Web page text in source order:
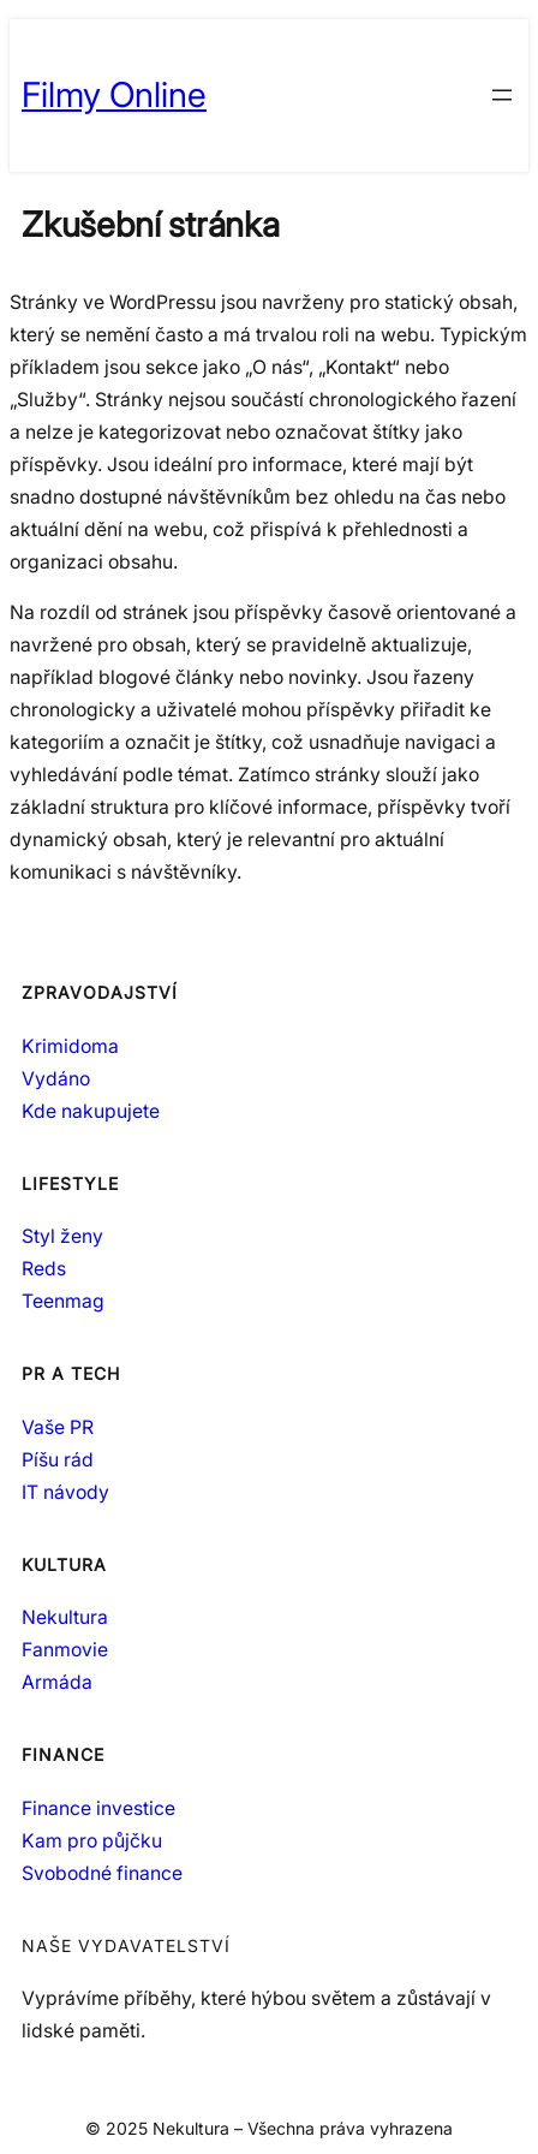
obsah
content
Filmy Online
Zkušební stránka
Stránky ve WordPressu jsou navrženy pro statický obsah,
který se nemění často a má trvalou roli na webu. Typickým
příkladem jsou sekce jako „O nás“, „Kontakt“ nebo
„Služby“. Stránky nejsou součástí chronologického řazení
a nelze je kategorizovat nebo označovat štítky jako
příspěvky. Jsou ideální pro informace, které mají být
snadno dostupné návštěvníkům bez ohledu na čas nebo
aktuální dění na webu, což přispívá k přehlednosti a
organizaci obsahu.
Na rozdíl od stránek jsou příspěvky časově orientované a
navržené pro obsah, který se pravidelně aktualizuje,
například blogové články nebo novinky. Jsou řazeny
chronologicky a uživatelé mohou příspěvky přiřadit ke
kategoriím a označit je štítky, což usnadňuje navigaci a
vyhledávání podle témat. Zatímco stránky slouží jako
základní struktura pro klíčové informace, příspěvky tvoří
dynamický obsah, který je relevantní pro aktuální
komunikaci s návštěvníky.
ZPRAVODAJSTVÍ
Krimidoma
Vydáno
Kde nakupujete
LIFESTYLE
Styl ženy
Reds
Teenmag
PR A TECH
Vaše PR
Píšu rád
IT návody
KULTURA
Nekultura
Fanmovie
Armáda
FINANCE
Finance investice
Kam pro půjčku
Svobodné finance
NAŠE VYDAVATELSTVÍ
Vyprávíme příběhy, které hýbou světem a zůstávají v
lidské paměti.
© 2025 Nekultura – Všechna práva vyhrazena